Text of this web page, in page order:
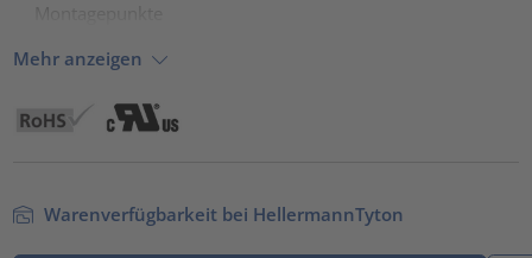
Mehr anzeigen
Warenverfügbarkeit bei HellermannTyton